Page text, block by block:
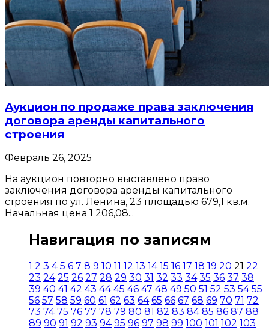
Аукцион по продаже права заключения
договора аренды капитального
строения
Февраль 26, 2025
На аукцион повторно выставлено право
заключения договора аренды капитального
строения по ул. Ленина, 23 площадью 679,1 кв.м.
Начальная цена 1 206,08...
Навигация по записям
1 2 3 4 5 6 7 8 9 10 11 12 13 14 15 16 17 18 19 20 21 22
23 24 25 26 27 28 29 30 31 32 33 34 35 36 37 38
39 40 41 42 43 44 45 46 47 48 49 50 51 52 53 54 55
56 57 58 59 60 61 62 63 64 65 66 67 68 69 70 71 72
73 74 75 76 77 78 79 80 81 82 83 84 85 86 87 88
89 90 91 92 93 94 95 96 97 98 99 100 101 102 103